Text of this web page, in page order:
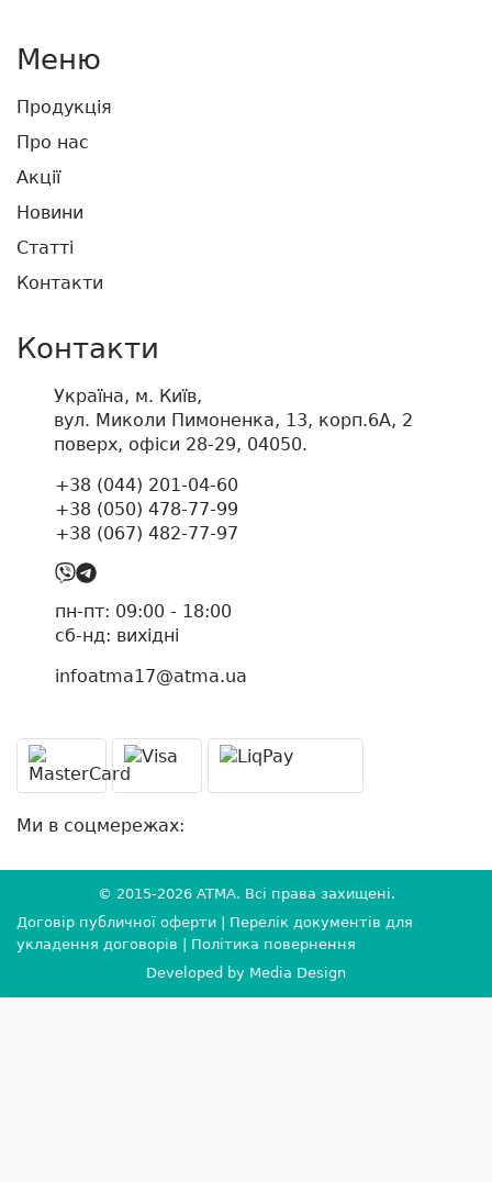
Меню
Продукція
Про нас
Акції
Новини
Статті
Контакти
Контакти
Україна, м. Київ,
вул. Миколи Пимоненка, 13, корп.6А, 2
поверх, офіси 28-29, 04050.
+38 (044) 201-04-60
+38 (050) 478-77-99
+38 (067) 482-77-97
пн-пт: 09:00 - 18:00
cб-нд: вихідні
infoatma17@atma.ua
Ми в соцмережах:
© 2015-2026 ATMA. Всі права захищені.
Договір публичної оферти
Перелік документів для
укладення договорів
Політика повернення
Developed by Media Design